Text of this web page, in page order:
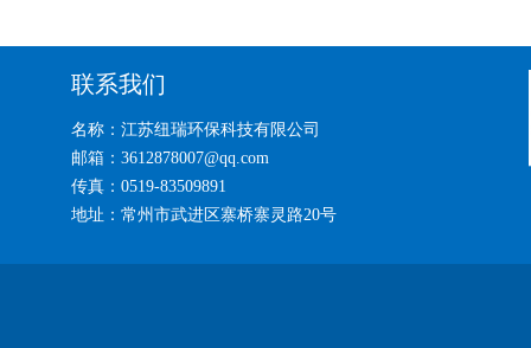
联系我们
名称：江苏纽瑞环保科技有限公司
邮箱：3612878007@qq.com
传真：0519-83509891
地址：常州市武进区寨桥寨灵路20号